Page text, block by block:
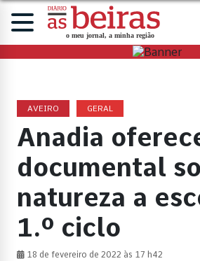
AVEIRO GERAL
Anadia
documental
natureza a
1.º ciclo
18 de fevereiro de 2022 às 17 h42